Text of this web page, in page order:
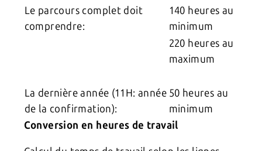
Le parcours complet doit
comprendre:
140 heures au
minimum
220 heures au
maximum
La dernière année (11H: année
de la confirmation):
50 heures au
minimum
Conversion en heures de travail